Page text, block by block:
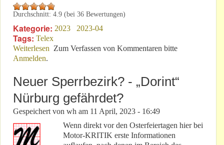
Durchschnitt: 4.9 (bei 36 Bewertungen)
Kategorie: 2023 2023-04
Tags: Telex
Weiterlesen über Aktuell auf „facebook“: Interne Sprachregelung?
Zum Verfassen von Kommentaren bitte
Anmelden.
Neuer Sperrbezirk? - „Dorint“
Nürburg gefährdet?
Gespeichert von wh am 11 April, 2023 - 16:49
Wenn direkt vor den Osterfeiertagen hier bei
Motor-KRITIK erste Informationen